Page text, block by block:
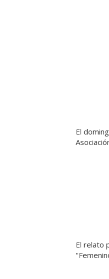
El
El relato